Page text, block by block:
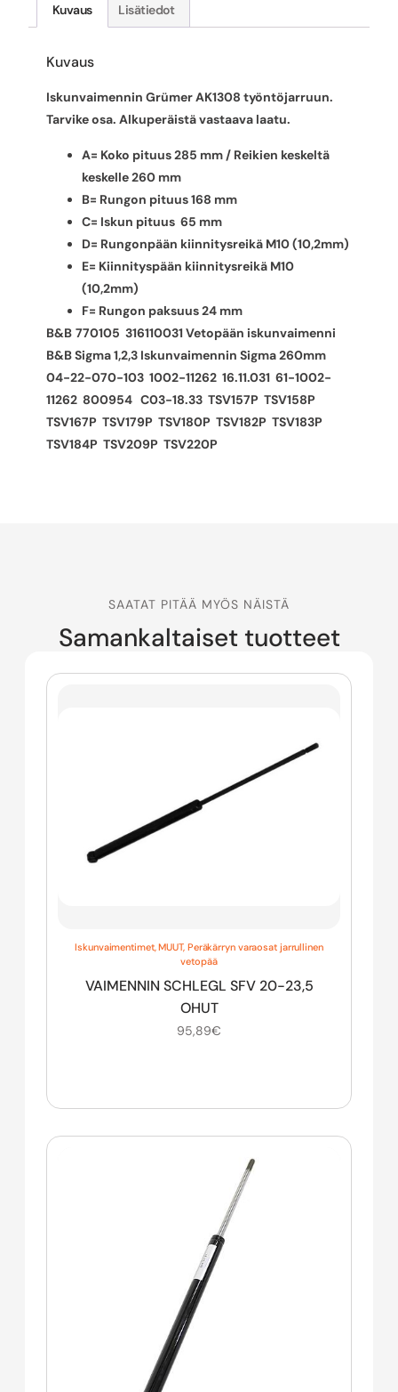
Kuvaus Lisätiedot
Kuvaus
Iskunvaimennin Grümer AK1308 työntöjarruun.
Tarvike osa. Alkuperäistä vastaava laatu.
A= Koko pituus 285 mm / Reikien keskeltä
keskelle 260 mm
B= Rungon pituus 168 mm
C= Iskun pituus 65 mm
D= Rungonpään kiinnitysreikä M10 (10,2mm)
E= Kiinnityspään kiinnitysreikä M10
(10,2mm)
F= Rungon paksuus 24 mm
B&B 770105 316110031 Vetopään iskunvaimenni
B&B Sigma 1,2,3 Iskunvaimennin Sigma 260mm
04-22-070-103 1002-11262 16.11.031 61-1002-
11262 800954 C03-18.33 TSV157P TSV158P
TSV167P TSV179P TSV180P TSV182P TSV183P
TSV184P TSV209P TSV220P
SAATAT PITÄÄ MYÖS NÄISTÄ
Samankaltaiset tuotteet
Iskunvaimentimet,MUUT, Peräkärryn varaosat jarrullinen
vetopää
VAIMENNIN SCHLEGL SFV 20-23,5
OHUT
95,89€